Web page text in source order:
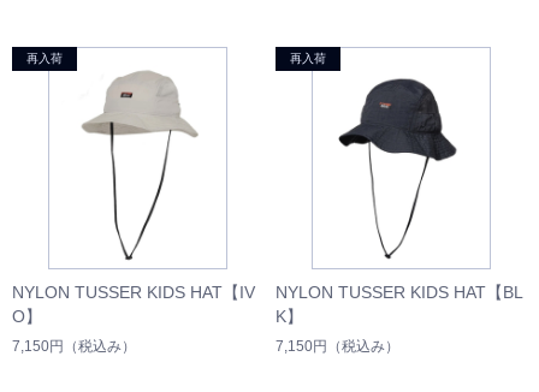
NYLON TUSSER KIDS HAT【IV
O】
7,150円 （税込み）
NYLON TUSSER KIDS HAT【BL
K】
7,150円 （税込み）